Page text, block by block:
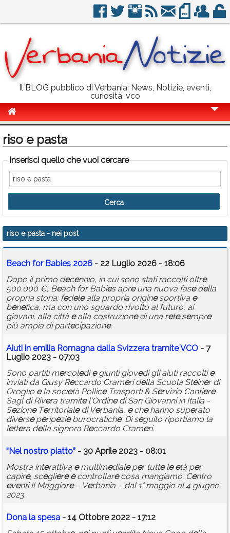
Il BLOG pubblico di Verbania: News, Notizie, eventi,
curiosità, vco
Politica
Sport
Eventi
Info Utili
Rubriche
Calendario
Annunci
riso e pasta
Inserisci quello che vuoi cercare
riso e pasta - nei post
Beach for Babies 2026 - 22 Luglio 2026 - 18:06
Dopo il primo decennio, in cui sono stati raccolti oltre
500.000 €, Beach for Babies apreuna nuova fasedella
propria storia: fedelealla propria originesportiva e
benefica, ma con uno sguardo rivolto al futuro, ai
giovani, alla città ealla costruzionedi una retesempre
più ampia di partecipazione.
Aiuti in emilia Romagna dalla Svizzera tramiteVCO - 7
Luglio 2023 - 07:03
Sono partiti mercoledìegiunti giovedì gli aiuti raccoltie
inviati da Giusy Reccardo Crameri della Scuola Steiner di
Oroglio ela società PolliceTrasporti & Servizio Cantiere
Sagl di Rivera tramitel'Ordinedi San Giovanni in Italia -
SezioneTerritorialedi Verbania, echehanno superato
diverseperipezieburocratiche. Di seguito riportiamo la
lettera della signora Reccardo Crameri.
“Nel nostro piatto” - 30 Aprile 2023 - 08:01
Mostra interattiva emultimedialeper tuttele età per
capire, scegliere econtrollarecosa mangiamo. Centro
eventi Il Maggiore– Verbania – dal 1° maggio al 4 giugno
2023.
Dona la spesa - 14 Ottobre 2022 - 17:12